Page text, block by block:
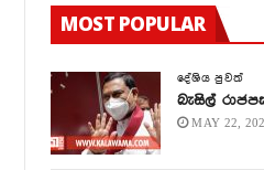
MOST POPULAR
දේශිය පුවත්
බැසිල්
MAY 22,